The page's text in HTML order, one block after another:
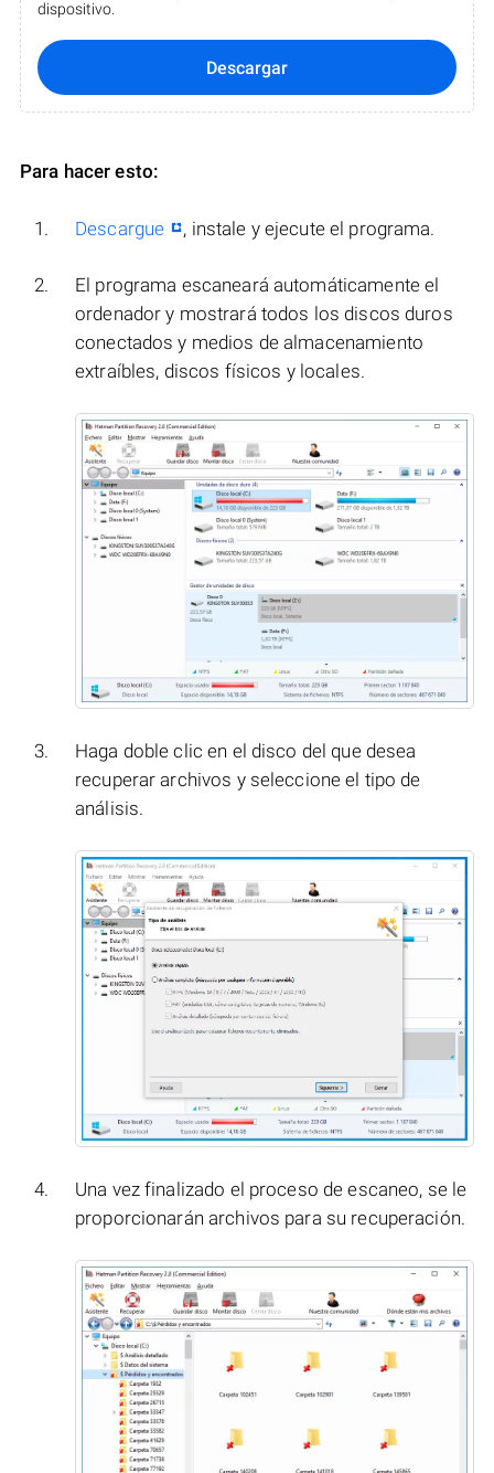
dispositivo.
Descargar
Para hacer esto:
Descargue , instale y ejecute el programa.
El programa escaneará automáticamente el
ordenador y mostrará todos los discos duros
conectados y medios de almacenamiento
extraíbles, discos físicos y locales.
Haga doble clic en el disco del que desea
recuperar archivos y seleccione el tipo de
análisis.
Una vez finalizado el proceso de escaneo, se le
proporcionarán archivos para su recuperación.